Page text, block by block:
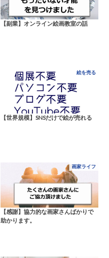
【副業】オンライン絵画教室の話
絵を売る
【世界規模】SNSだけで絵が売れる
画家ライフ
【感謝】協力的な画家さんばかりで
助かります。